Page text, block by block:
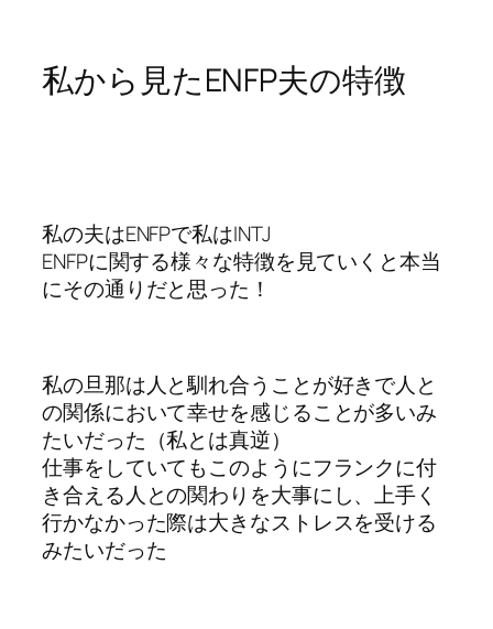
私から見たENFP夫の特徴
私の夫はENFPで私はINTJ
ENFPに関する様々な特徴を見ていくと本当
にその通りだと思った！
私の旦那は人と馴れ合うことが好きで人と
の関係において幸せを感じることが多いみ
たいだった（私とは真逆）
仕事をしていてもこのようにフランクに付
き合える人との関わりを大事にし、上手く
行かなかった際は大きなストレスを受ける
みたいだった